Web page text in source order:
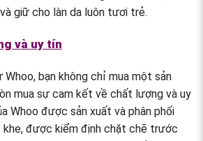
giữ cho làn da luôn tươi trẻ.
và uy tín
Whoo, bạn không chỉ mua một sản
mua sự cam kết về chất lượng và uy
Whoo được sản xuất và phân phối
được kiểm định chặt chẽ trước